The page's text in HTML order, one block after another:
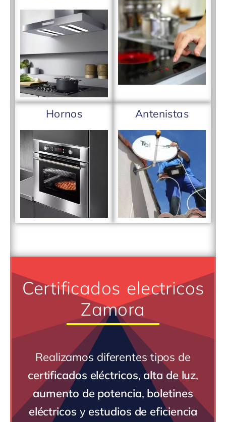
Hornos Antenistas
Certificados electricos
Zamora
Realizamos diferentes tipos de
certificados eléctricos, alta de luz,
aumento de potencia, boletines
eléctricos y estudios de eficiencia